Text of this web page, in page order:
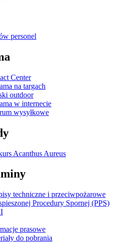
personel
Center
na targach
outdoor
w internecie
wysyłkowe
Acanthus Aureus
techniczne i przeciwpożarowe
Procedury Spornej (PPS)
prasowe
do pobrania